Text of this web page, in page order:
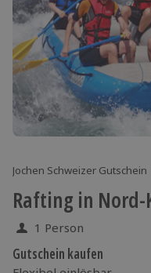
Jochen Schweizer Gutschein
Rafting in
1 Person
Gutschein kaufen